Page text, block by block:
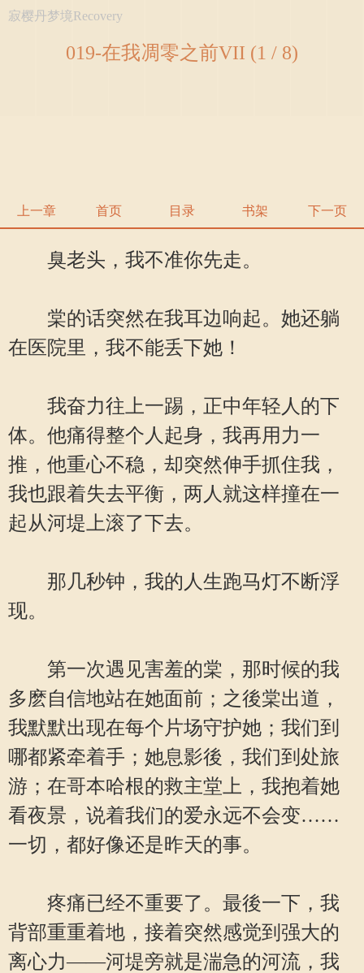
寂樱丹梦境Recovery
019-在我凋零之前VII (1 / 8)
上一章 首页 目录 书架 下一页
臭老头，我不准你先走。
棠的话突然在我耳边响起。她还躺
在医院里，我不能丢下她！
我奋力往上一踢，正中年轻人的下
体。他痛得整个人起身，我再用力一
推，他重心不稳，却突然伸手抓住我，
我也跟着失去平衡，两人就这样撞在一
起从河堤上滚了下去。
那几秒钟，我的人生跑马灯不断浮
现。
第一次遇见害羞的棠，那时候的我
多麽自信地站在她面前；之後棠出道，
我默默出现在每个片场守护她；我们到
哪都紧牵着手；她息影後，我们到处旅
游；在哥本哈根的救主堂上，我抱着她
看夜景，说着我们的爱永远不会变……
一切，都好像还是昨天的事。
疼痛已经不重要了。最後一下，我
背部重重着地，接着突然感觉到强大的
离心力——河堤旁就是湍急的河流，我